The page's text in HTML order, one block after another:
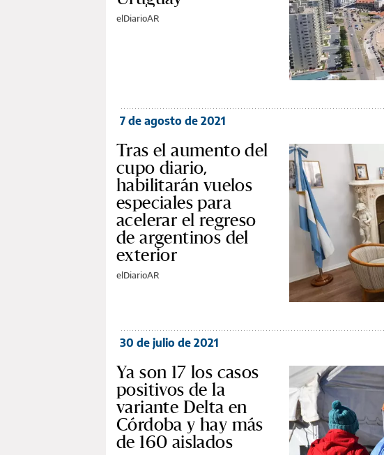
elDiarioAR
7 de agosto de 2021
Tras el aumento del
cupo diario,
habilitarán vuelos
especiales para
acelerar el regreso
de argentinos del
exterior
elDiarioAR
30 de julio de 2021
Ya son 17 los casos
positivos de la
variante Delta en
Córdoba y hay más
de 160 aislados